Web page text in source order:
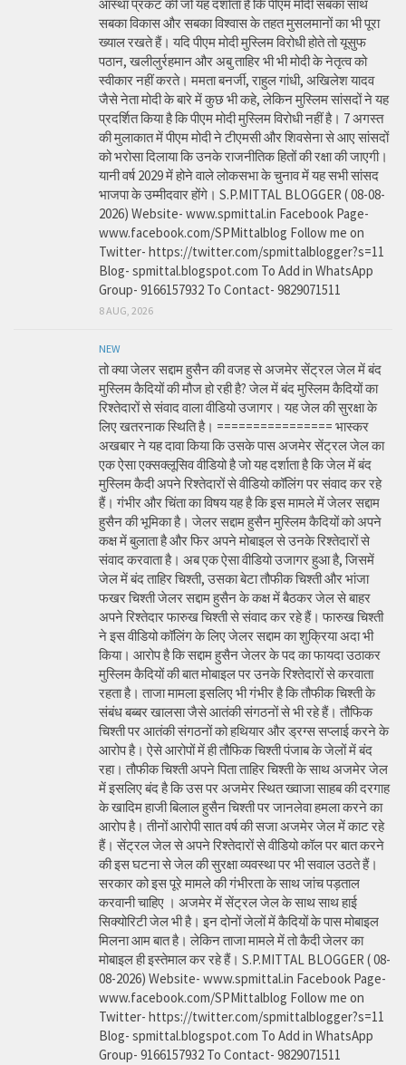
आस्था प्रकट की जो यह दर्शाता है कि पीएम मोदी सबका साथ
सबका विकास और सबका विश्वास के तहत मुसलमानों का भी पूरा
ख्याल रखते हैं। यदि पीएम मोदी मुस्लिम विरोधी होते तो यूसुफ
पठान, खलीलुर्रहमान और अबु ताहिर भी भी मोदी के नेतृत्व को
स्वीकार नहीं करते। ममता बनर्जी, राहुल गांधी, अखिलेश यादव
जैसे नेता मोदी के बारे में कुछ भी कहे, लेकिन मुस्लिम सांसदों ने यह
प्रदर्शित किया है कि पीएम मोदी मुस्लिम विरोधी नहीं है। 7 अगस्त
की मुलाकात में पीएम मोदी ने टीएमसी और शिवसेना से आए सांसदों
को भरोसा दिलाया कि उनके राजनीतिक हितों की रक्षा की जाएगी।
यानी वर्ष 2029 में होने वाले लोकसभा के चुनाव में यह सभी सांसद
भाजपा के उम्मीदवार होंगे। S.P.MITTAL BLOGGER ( 08-08-
2026) Website- www.spmittal.in Facebook Page-
www.facebook.com/SPMittalblog Follow me on
Twitter- https://twitter.com/spmittalblogger?s=11
Blog- spmittal.blogspot.com To Add in WhatsApp
Group- 9166157932 To Contact- 9829071511
8 AUG, 2026
NEW
तो क्या जेलर सद्दाम हुसैन की वजह से अजमेर सेंट्रल जेल में बंद
मुस्लिम कैदियों की मौज हो रही है? जेल में बंद मुस्लिम कैदियों का
रिश्तेदारों से संवाद वाला वीडियो उजागर। यह जेल की सुरक्षा के
लिए खतरनाक स्थिति है। ================ भास्कर
अखबार ने यह दावा किया कि उसके पास अजमेर सेंट्रल जेल का
एक ऐसा एक्सक्लूसिव वीडियो है जो यह दर्शाता है कि जेल में बंद
मुस्लिम कैदी अपने रिश्तेदारों से वीडियो कॉलिंग पर संवाद कर रहे
हैं। गंभीर और चिंता का विषय यह है कि इस मामले में जेलर सद्दाम
हुसैन की भूमिका है। जेलर सद्दाम हुसैन मुस्लिम कैदियों को अपने
कक्ष में बुलाता है और फिर अपने मोबाइल से उनके रिश्तेदारों से
संवाद करवाता है। अब एक ऐसा वीडियो उजागर हुआ है, जिसमें
जेल में बंद ताहिर चिश्ती, उसका बेटा तौफीक चिश्ती और भांजा
फखर चिश्ती जेलर सद्दाम हुसैन के कक्ष में बैठकर जेल से बाहर
अपने रिश्तेदार फारुख चिश्ती से संवाद कर रहे हैं। फारुख चिश्ती
ने इस वीडियो कॉलिंग के लिए जेलर सद्दाम का शुक्रिया अदा भी
किया। आरोप है कि सद्दाम हुसैन जेलर के पद का फायदा उठाकर
मुस्लिम कैदियों की बात मोबाइल पर उनके रिश्तेदारों से करवाता
रहता है। ताजा मामला इसलिए भी गंभीर है कि तौफीक चिश्ती के
संबंध बब्बर खालसा जैसे आतंकी संगठनों से भी रहे हैं। तौफिक
चिश्ती पर आतंकी संगठनों को हथियार और ड्रग्स सप्लाई करने के
आरोप है। ऐसे आरोपों में ही तौफिक चिश्ती पंजाब के जेलों में बंद
रहा। तौफीक चिश्ती अपने पिता ताहिर चिश्ती के साथ अजमेर जेल
में इसलिए बंद है कि उस पर अजमेर स्थित ख्वाजा साहब की दरगाह
के खादिम हाजी बिलाल हुसैन चिश्ती पर जानलेवा हमला करने का
आरोप है। तीनों आरोपी सात वर्ष की सजा अजमेर जेल में काट रहे
हैं। सेंट्रल जेल से अपने रिश्तेदारों से वीडियो कॉल पर बात करने
की इस घटना से जेल की सुरक्षा व्यवस्था पर भी सवाल उठते हैं।
सरकार को इस पूरे मामले की गंभीरता के साथ जांच पड़ताल
करवानी चाहिए । अजमेर में सेंट्रल जेल के साथ साथ हाई
सिक्योरिटी जेल भी है। इन दोनों जेलों में कैदियों के पास मोबाइल
मिलना आम बात है। लेकिन ताजा मामले में तो कैदी जेलर का
मोबाइल ही इस्तेमाल कर रहे हैं। S.P.MITTAL BLOGGER ( 08-
08-2026) Website- www.spmittal.in Facebook Page-
www.facebook.com/SPMittalblog Follow me on
Twitter- https://twitter.com/spmittalblogger?s=11
Blog- spmittal.blogspot.com To Add in WhatsApp
Group- 9166157932 To Contact- 9829071511